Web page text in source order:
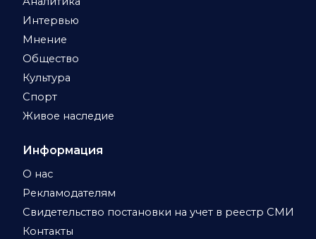
Интервью
Мнение
Общество
Культура
Спорт
Живое наследие
Информация
О нас
Рекламодателям
Свидетельство постановки на учет в реестр СМИ
Контакты